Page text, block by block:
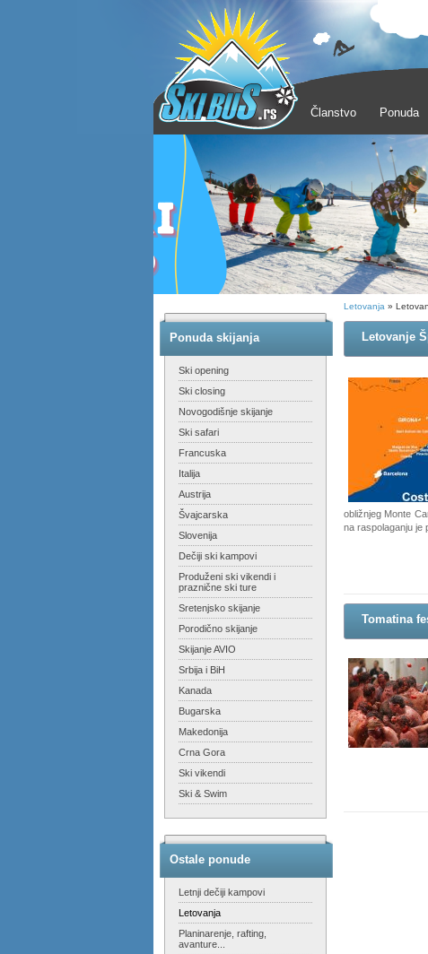
Članstvo Ponuda
Ponuda skijanja
Ski opening
Ski closing
Novogodišnje skijanje
Ski safari
Francuska
Italija
Austrija
Švajcarska
Slovenija
Dečiji ski kampovi
Produženi ski vikendi i
praznične ski ture
Sretenjsko skijanje
Porodično skijanje
Skijanje AVIO
Srbija i BiH
Kanada
Bugarska
Makedonija
Crna Gora
Ski vikendi
Ski & Swim
Ostale ponude
Letnji dečiji kampovi
Letovanja
Planinarenje, rafting,
avanture...
Letovanja »
Letovanje
obližnjeg Monte
na raspolaganju je
Tomatina